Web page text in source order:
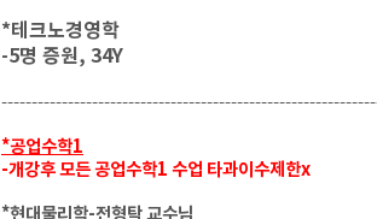
*테크노경영학
-5명 증원, 34Y
*공업수학1
-개강후 모든 공업수학1 수업 타과이수제한x
*현대물리학-전형탁 교수님